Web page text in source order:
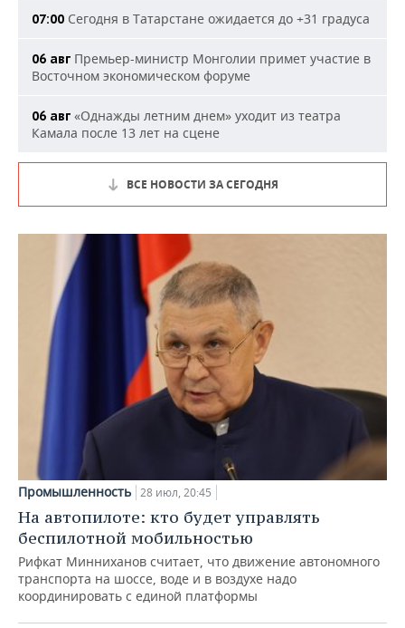
07:00 Сегодня в Татарстане ожидается до +31 градуса
06 авг Премьер-министр Монголии примет участие в
Восточном экономическом форуме
06 авг «Однажды летним днем» уходит из театра
Камала после 13 лет на сцене
ВСЕ НОВОСТИ ЗА СЕГОДНЯ
Промышленность 28 июл, 20:45
На автопилоте: кто будет управлять
беспилотной мобильностью
Рифкат Минниханов считает, что движение автономного
транспорта на шоссе, воде и в воздухе надо
координировать с единой платформы